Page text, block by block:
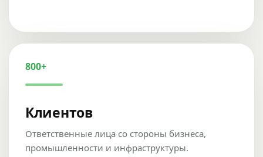
800+
Клиентов
Ответственные лица со стороны бизнеса,
промышленности и инфраструктуры.